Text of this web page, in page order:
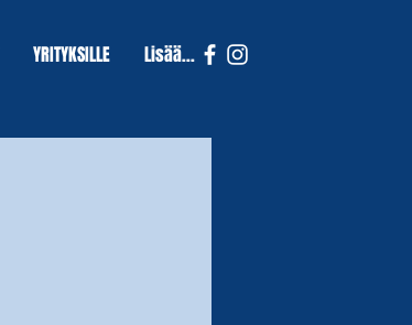
YRITYKSILLE Lisää...